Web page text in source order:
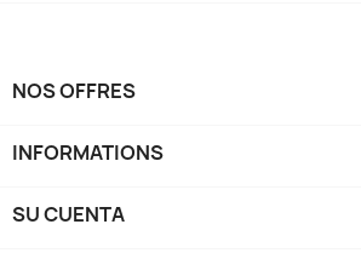
NOS OFFRES
INFORMATIONS
SU CUENTA